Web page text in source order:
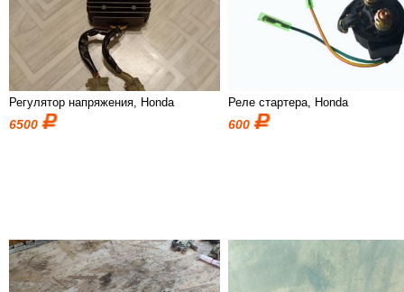
Регулятор напряжения, Honda
6500
Реле стартера, Honda
600